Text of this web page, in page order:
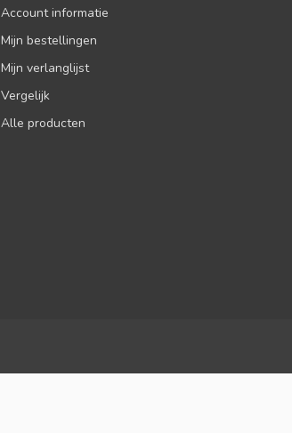
Account informatie
Mijn bestellingen
Mijn verlanglijst
Vergelijk
Alle producten